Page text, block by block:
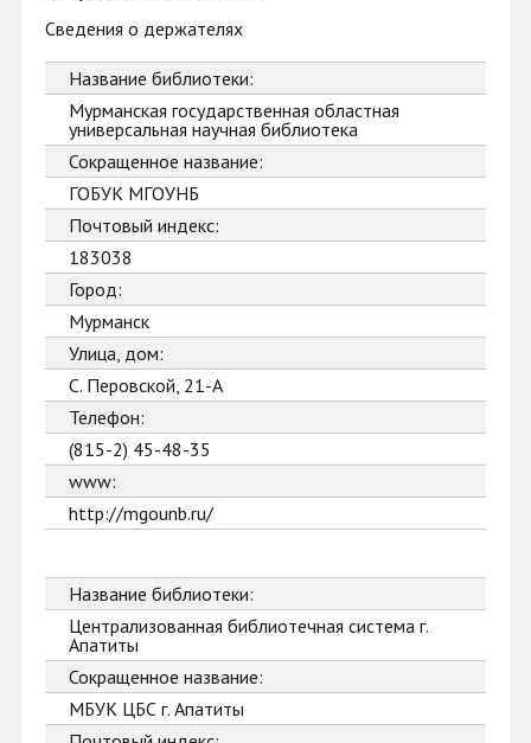
Сведения о держателях
Название библиотеки:
Мурманская государственная областная
универсальная научная библиотека
Сокращенное название:
ГОБУК МГОУНБ
Почтовый индекс:
183038
Город:
Мурманск
Улица, дом:
С. Перовской, 21-А
Телефон:
(815-2) 45-48-35
www:
http://mgounb.ru/
Название библиотеки:
Централизованная библиотечная система г.
Апатиты
Сокращенное название:
МБУК ЦБС г. Апатиты